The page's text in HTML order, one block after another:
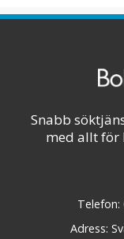
Snabb
med allt för
Telefon:
Adress: